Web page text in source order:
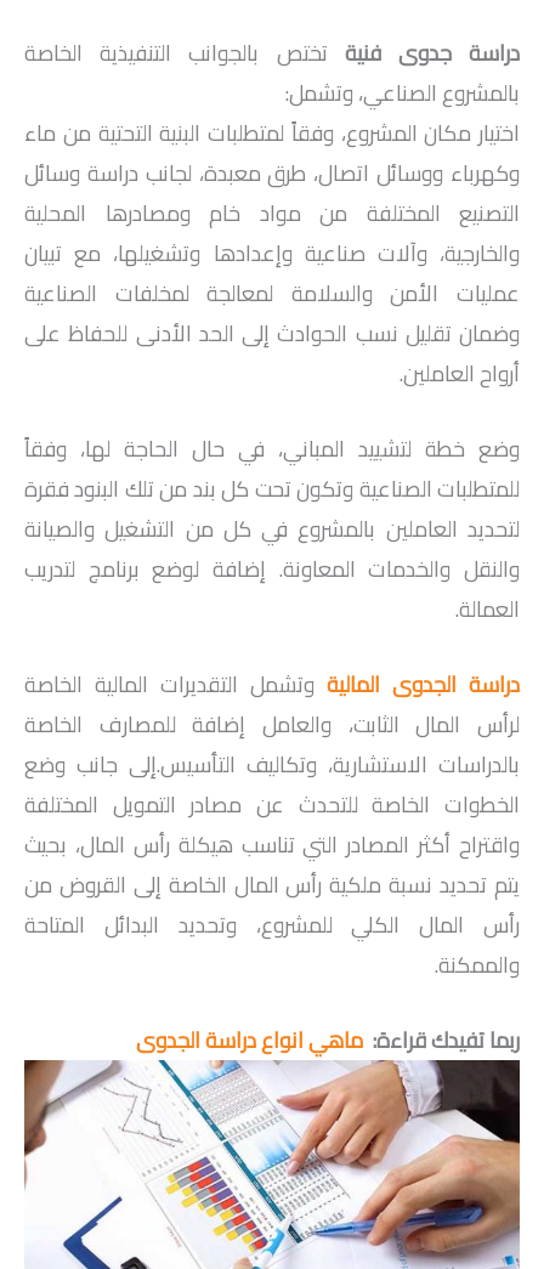
دراسة جدوى فنية تختص بالجوانب التنفيذية الخاصة
بالمشروع الصناعي، وتشمل:
اختيار مكان المشروع، وفقاً لمتطلبات البنية التحتية من ماء
وكهرباء ووسائل اتصال، طرق معبدة، لجانب دراسة وسائل
التصنيع المختلفة من مواد خام ومصادرها المحلية
والخارجية، وآلات صناعية وإعدادها وتشغيلها، مع تبيان
عمليات الأمن والسلامة لمعالجة لمخلفات الصناعية
وضمان تقليل نسب الحوادث إلى الحد الأدنى للحفاظ على
أرواح العاملين.
وضع خطة لتشييد المباني، في حال الحاجة لها، وفقاً
للمتطلبات الصناعية وتكون تحت كل بند من تلك البنود فقرة
لتحديد العاملين بالمشروع في كل من التشغيل والصيانة
والنقل والخدمات المعاونة. إضافة لوضع برنامج لتدريب
العمالة.
دراسة الجدوى المالية وتشمل التقديرات المالية الخاصة
لرأس المال الثابت، والعامل إضافة للمصارف الخاصة
بالدراسات الاستشارية، وتكاليف التأسيس.إلى جانب وضع
الخطوات الخاصة للتحدث عن مصادر التمويل المختلفة
واقتراح أكثر المصادر التي تناسب هيكلة رأس المال، بحيث
يتم تحديد نسبة ملكية رأس المال الخاصة إلى القروض من
رأس المال الكلي للمشروع، وتحديد البدائل المتاحة
والممكنة.
ربما تفيدك قراءة: ماهي انواع دراسة الجدوى